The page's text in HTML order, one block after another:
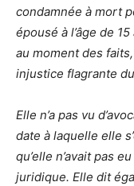
condamnée à mort
épousé à l’âge de
au moment des
injustice flagrante
Elle n’a pas vu
date à laquelle elle
qu’elle n’avait pas
juridique. Elle dit